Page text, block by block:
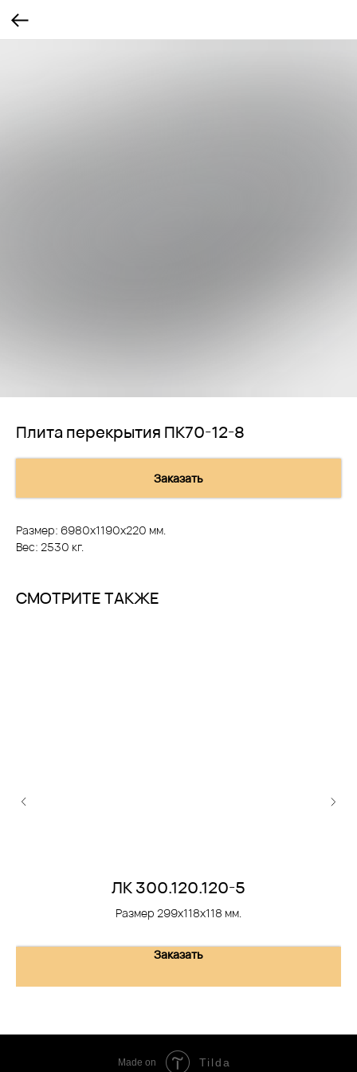
Плита перекрытия ПК70-12-8
Заказать
Размер: 6980х1190х220 мм.
Вес: 2530 кг.
СМОТРИТЕ ТАКЖЕ
ЛК 300.120.120-5
Размер 299х118х118 мм.
Заказать
Made on Tilda